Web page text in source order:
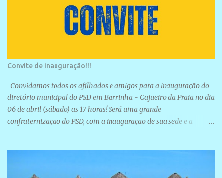
Convite de inauguração!!!
Convidamos todos os afilhados e amigos para a inauguração do
diretório municipal do PSD em Barrinha - Cajueiro da Praia no dia
06 de abril (sábado) as 17 horas! Será uma grande
confraternização do PSD, com a inauguração de sua sede e a